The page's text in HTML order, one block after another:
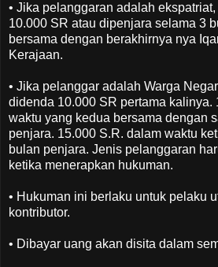
• Jika pelanggaran adalah
10.000 SR atau dipenjara selama 3
bersama dengan berakhirnya nya
Kerajaan.
• Jika pelanggar adalah Warga
didenda 10.000 SR pertama kalinya.
waktu yang kedua bersama dengan
penjara. 15.000 S.R. dalam waktu
bulan penjara. Jenis pelanggaran
ketika menerapkan hukuman.
• Hukuman ini berlaku untuk pelaku
kontributor.
• Dibayar uang akan disita dalam